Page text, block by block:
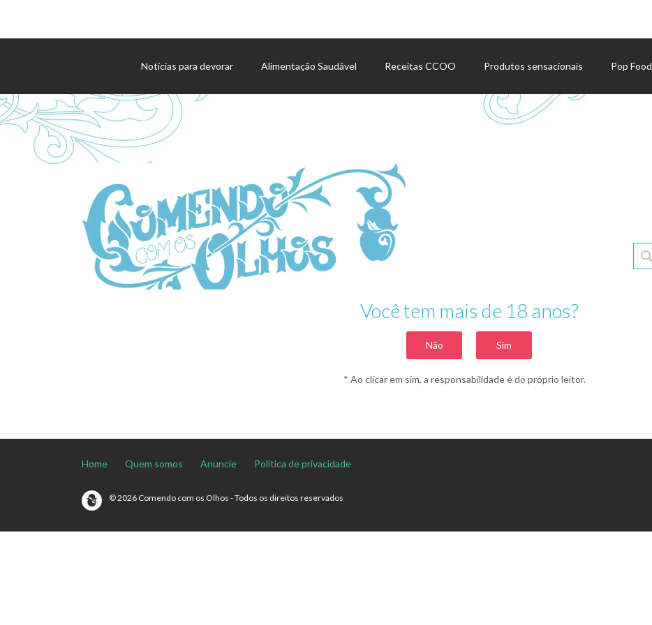
Notícias para devorar Alimentação Saudável Receitas CCOO Produtos sensacionais Pop Food
Agenda de eventos
Você tem mais de 18 anos?
Não Sim
* Ao clicar em sim, a responsabilidade é do próprio leitor.
Home Quem somos Anuncie Política de privacidade
© 2026 Comendo com os Olhos - Todos os direitos reservados